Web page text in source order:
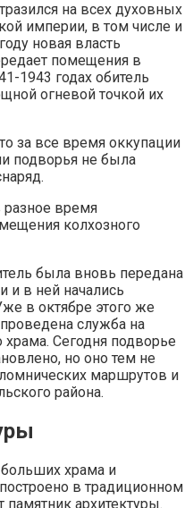
на всех духовных
империи, в том числе и
новая власть
помещения в
1943 годах обитель
огневой точкой их
за все время оккупации
подворья не была
разное время
колхозного
была вновь передана
и в ней начались
в октябре этого же
служба на
Сегодня подворье
но оно тем не
маршрутов и
района.
храма и
в традиционном
памятник архитектуры.